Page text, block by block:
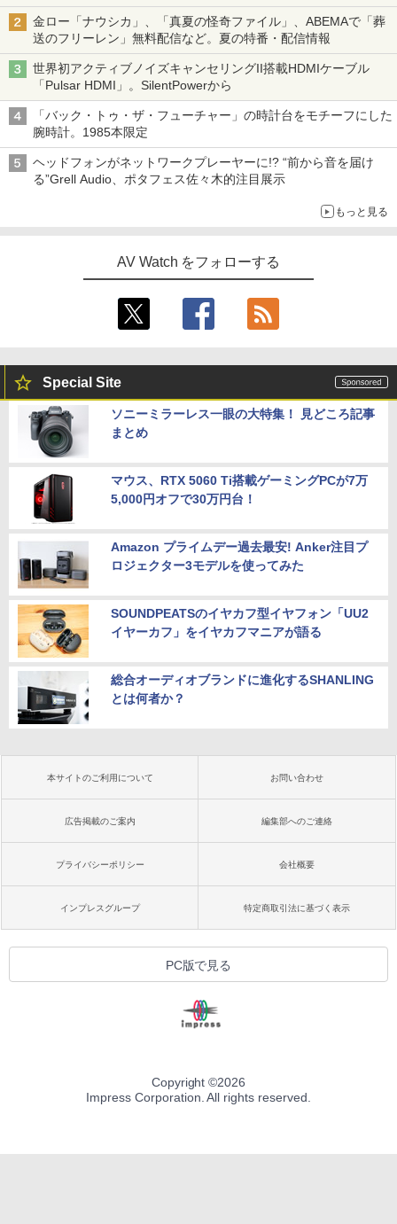
金ロー「ナウシカ」、「真夏の怪奇ファイル」、ABEMAで「葬
送のフリーレン」無料配信など。夏の特番・配信情報
世界初アクティブノイズキャンセリングII搭載HDMIケーブル
「Pulsar HDMI」。SilentPowerから
「バック・トゥ・ザ・フューチャー」の時計台をモチーフにした
腕時計。1985本限定
ヘッドフォンがネットワークプレーヤーに!? “前から音を届け
る”Grell Audio、ポタフェス佐々木的注目展示
もっと見る
AV Watch をフォローする
Special Site
ソニーミラーレス一眼の大特集！ 見どころ記事
まとめ
マウス、RTX 5060 Ti搭載ゲーミングPCが7万
5,000円オフで30万円台！
Amazon プライムデー過去最安! Anker注目プ
ロジェクター3モデルを使ってみた
SOUNDPEATSのイヤカフ型イヤフォン「UU2
イヤーカフ」をイヤカフマニアが語る
総合オーディオブランドに進化するSHANLING
とは何者か？
本サイトのご利用について お問い合わせ
広告掲載のご案内 編集部へのご連絡
プライバシーポリシー 会社概要
インプレスグループ 特定商取引法に基づく表示
PC版で見る
Copyright ©2026
Impress Corporation. All rights reserved.